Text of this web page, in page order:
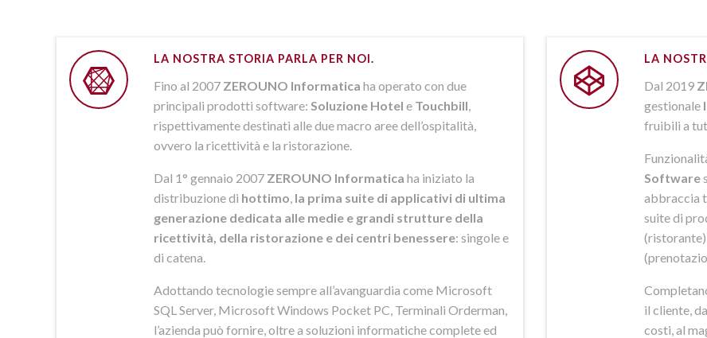
LA NOSTRA STORIA PARLA PER NOI.
Fino al 2007 ZEROUNO Informatica ha operato con due
principali prodotti software: Soluzione Hotel e Touchbill
rispettivamente destinati alle due macro aree dell’ospitalità,
ovvero la ricettività e la ristorazione.
Dal 1° gennaio 2007 ZEROUNO Informatica ha iniziato la
distribuzione di hottimo la prima suite di applicativi di ultima
generazione dedicata alle medie e grandi strutture della
ricettività, della ristorazione e dei centri benessere: singole e
di catena.
Adottando tecnologie sempre all’avanguardia come Microsoft
SQL Server, Microsoft Windows Pocket PC, Terminali Orderman,
l’azienda può fornire, oltre a soluzioni informatiche complete ed
LA
Dal 2019
gestionale
fruibili a
Software
abbraccia
suite di
il cliente,
costi, al